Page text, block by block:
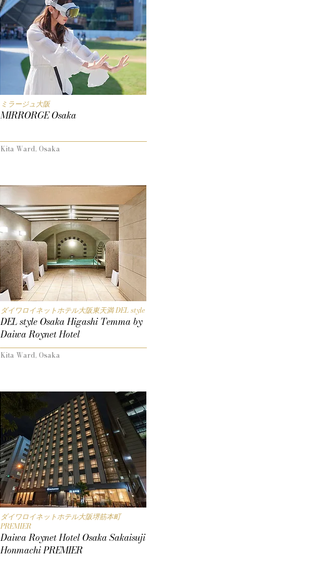
ミラージュ大阪
MIRRORGE Osaka
Kita Ward, Osaka
ダイワロイネットホテル大阪東天満 DEL style
DEL style Osaka Higashi Temma by
Daiwa Roynet Hotel
Kita Ward, Osaka
ダイワロイネットホテル大阪堺筋本町
PREMIER
Daiwa Roynet Hotel Osaka Sakaisuji
Honmachi PREMIER